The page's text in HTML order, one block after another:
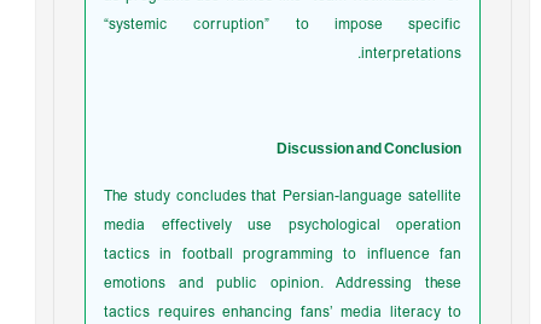
“systemic corruption” to impose specific
interpretations.
Discussion and Conclusion
The study concludes that Persian-language satellite
media effectively use psychological operation
tactics in football programming to influence fan
emotions and public opinion. Addressing these
tactics requires enhancing fans’ media literacy to